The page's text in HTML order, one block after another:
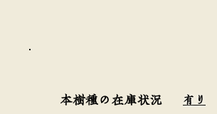
本樹種の在庫状況 有り